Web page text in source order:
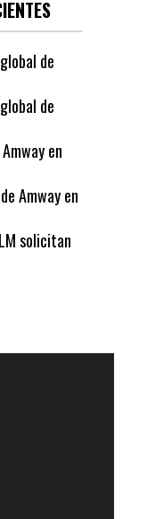
de
de
en
Amway en
solicitan